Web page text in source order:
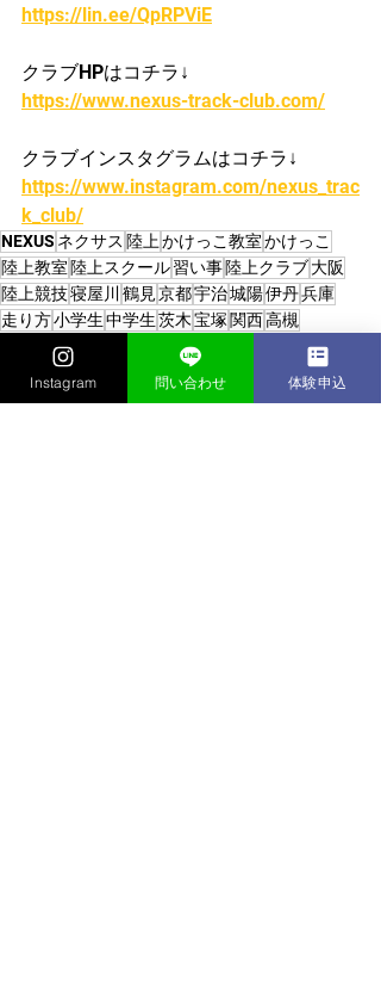
https://lin.ee/QpRPViE
クラブHPはコチラ↓
https://www.nexus-track-club.com/
クラブインスタグラムはコチラ↓
https://www.instagram.com/nexus_trac
k_club/
NEXUS ネクサス 陸上かけっこ教室かけっこ
陸上教室 陸上スクール習い事陸上クラブ大阪
陸上競技寝屋川 鶴見京都宇治城陽伊丹兵庫
走り方小学生中学生茨木宝塚 関西高槻
かけっこクラブ/陸上クラブ
Instagram 問い合わせ 体験申込